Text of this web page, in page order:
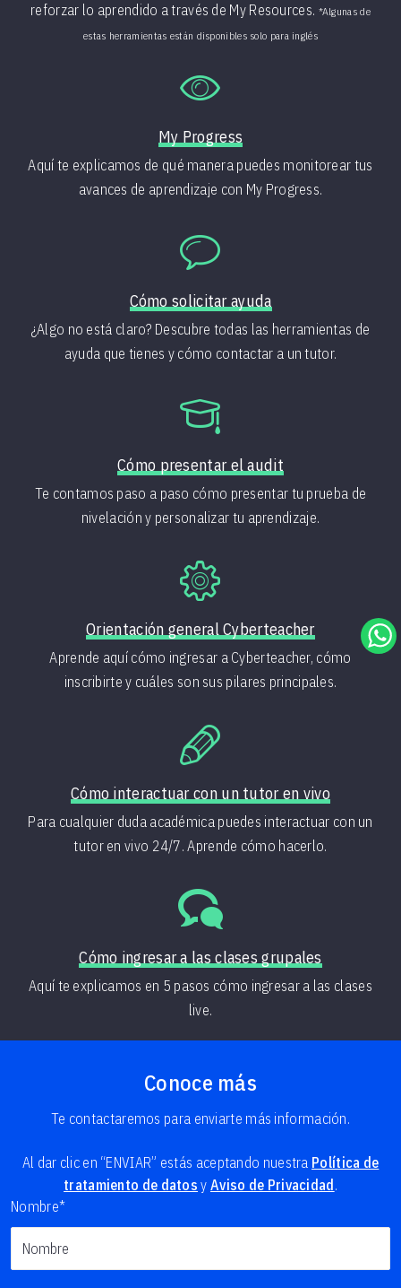
reforzar lo aprendido a través de My Resources. *Algunas de
estas herramientas están disponibles solo para inglés
t
My Progress
Aquí te explicamos de qué manera puedes monitorear tus
avances de aprendizaje con My Progress.
y
Cómo solicitar ayuda
¿Algo no está claro? Descubre todas las herramientas de
ayuda que tienes y cómo contactar a un tutor.
g
Cómo presentar el audit
Te contamos paso a paso cómo presentar tu prueba de
nivelación y personalizar tu aprendizaje.
e
Orientación general Cyberteacher
Aprende aquí cómo ingresar a Cyberteacher, cómo
inscribirte y cuáles son sus pilares principales.
c
Cómo interactuar con un tutor en vivo
Para cualquier duda académica puedes interactuar con un
tutor en vivo 24/7. Aprende cómo hacerlo.
p
Cómo ingresar a las clases grupales
Aquí te explicamos en 5 pasos cómo ingresar a las clases
live.
Conoce más
Te contactaremos para enviarte más información.
Al dar clic en “ENVIAR” estás aceptando nuestra Política de
tratamiento de datos y Aviso de Privacidad .
Nombre*